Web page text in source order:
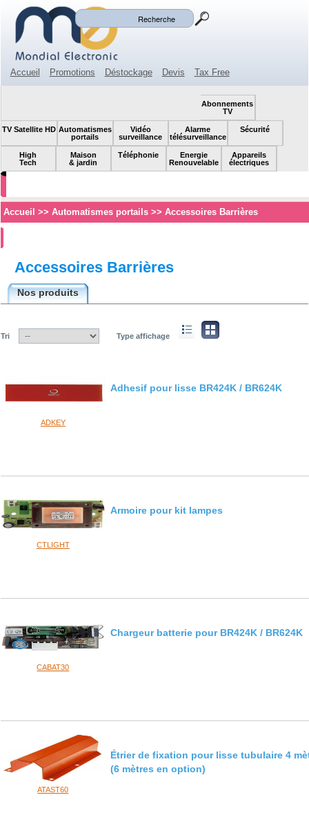
Mon compte
Accueil Promotions Déstockage Devis
Tax Free
Abonnements
TV
TV Satellite HD Automatismes
portails
Vidéo
surveillance
Alarme
télésurveillance
Sécurité
High
Tech
Maison
& jardin
Téléphonie
Energie
Renouvelable
Appareils
électriques
Accueil >> Automatismes portails>> Accessoires Barrières
Accessoires Barrières
Nos produits
Tri Type affichage
ADKEY
Adhesif pour lisse BR424K / BR624K
CTLIGHT
Armoire pour kit lampes
CABAT30
Chargeur batterie pour BR424K / BR624K
ATAST60
Étrier de fixation pour lisse tubulaire 4
(6 mètres en option)